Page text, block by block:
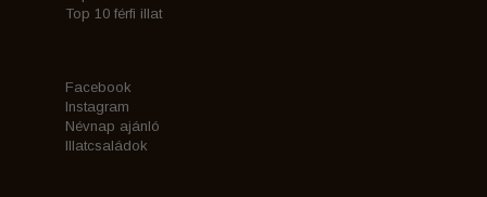
Top 10 férfi illat
Facebook
Instagram
Névnap ajánló
Illatcsaládok